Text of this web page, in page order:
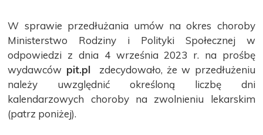
W sprawie przedłużania umów na okres choroby
Ministerstwo Rodziny i Polityki Społecznej w
odpowiedzi z dnia 4 września 2023 r. na prośbę
wydawców pit.plzdecydowało, że w przedłużeniu
należy uwzględnić określoną liczbę dni
kalendarzowych choroby na zwolnieniu lekarskim
(patrz poniżej).